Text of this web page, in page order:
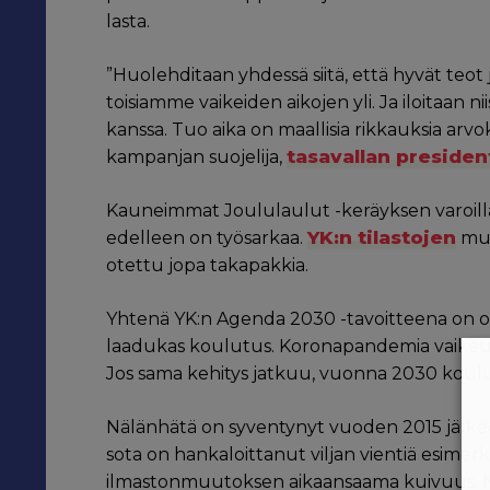
lasta.
”Huolehditaan yhdessä siitä, että hyvät
toisiamme vaikeiden aikojen yli. Ja iloitaan
kanssa. Tuo aika on maallisia rikkauksia
kampanjan suojelija, tasavallan
Kauneimmat Joululaulut -keräyksen
edelleen on työsarkaa.YK:n tilastojen
otettu jopa takapakkia.
Yhtenä YK:n Agenda 2030 -tavoitteena on
laadukas koulutus. Koronapandemia
Jos sama kehitys jatkuu, vuonna 2030
Nälänhätä on syventynyt vuoden 2015
sota on hankaloittanut viljan vientiä
ilmastonmuutoksen aikaansaama kuivuus.